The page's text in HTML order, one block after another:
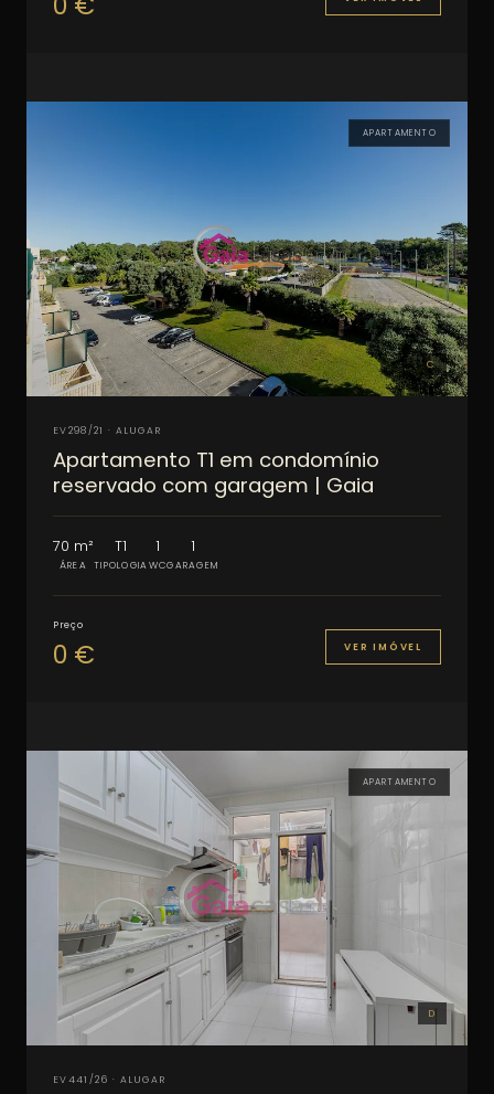
APARTAMENTO
C
EV298/21 · ALUGAR
Apartamento T1 em condomínio
reservado com garagem | Gaia
70 m²
ÁREA
T1
TIPOLOGIA
1
WC
1
GARAGEM
Preço
0 € VER IMÓVEL
APARTAMENTO
D
EV441/26 · ALUGAR